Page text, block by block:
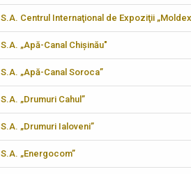
S.A. Centrul Internaţional de Expoziţii
S.A. „Apă-Canal Chișinău"
S.A. „Apă-Canal Soroca”
S.A. „Drumuri Cahul”
S.A. „Drumuri Ialoveni”
S.A. „Energocom”